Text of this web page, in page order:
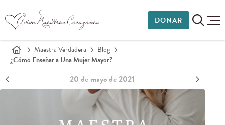
DONAR
Maestra Verdadera
Blog
¿Cómo Enseñar a Una Mujer Mayor?
20 de mayo de 2021